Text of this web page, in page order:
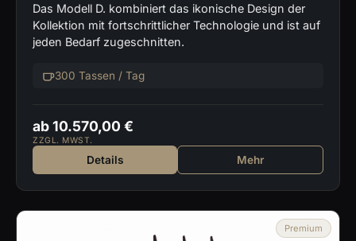
Das Modell D. kombiniert das ikonische Design der
Kollektion mit fortschrittlicher Technologie und ist auf
jeden Bedarf zugeschnitten.
300 Tassen / Tag
ab 10.570,00 €
ZZGL. MWST.
Details Mehr
Premium